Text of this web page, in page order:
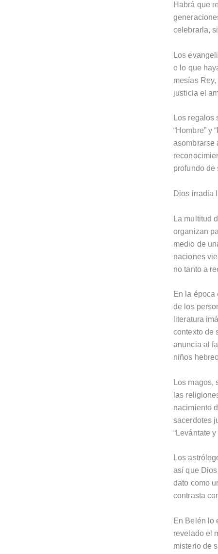
Habrá que
celebrarla,
Los
o lo que
mesías
justicia el
Los regalos
“Hombre” y
asombrarse
profundo de
Dios irradia
La multitud
organizan
medio de
naciones
no tanto a
En la
de los
literatura
contexto de
anuncia al
niños
Los magos,
las
nacimiento
sacerdotes
“Levántate
Los
así que
dato como
contrasta
En Belén lo
revelado el
misterio de